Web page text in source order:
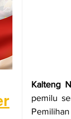
Kalteng
pemilu